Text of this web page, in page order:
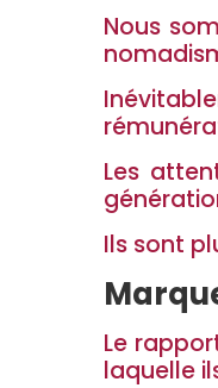
Nous
Les
Ils sont
Le
laquelle